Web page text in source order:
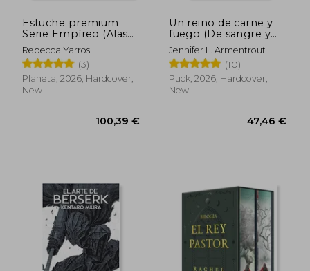
Estuche premium
Serie Empíreo (Alas
de sangre + Alas de
hierro + Alas de ónix)
(in Spanish)
Rebecca Yarros
(3)
Planeta, 2026, Hardcover,
New
Un reino de carne y
fuego (De sangre y
cenizas 2) (in Spanish)
Jennifer L. Armentrout
(10)
Puck, 2026, Hardcover,
New